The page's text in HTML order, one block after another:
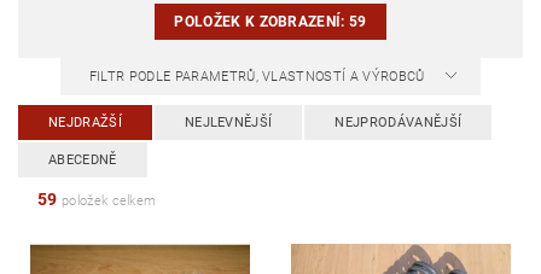
POLOŽEK K ZOBRAZENÍ:59
FILTR PODLE PARAMETRŮ, VLASTNOSTÍ A VÝROBCŮ
NEJDRAŽŠÍ NEJLEVNĚJŠÍ NEJPRODÁVANĚJŠÍ
ABECEDNĚ
59 položek celkem